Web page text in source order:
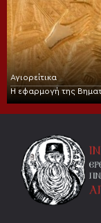
Αγιορείτικα
Η εφαρμογή της